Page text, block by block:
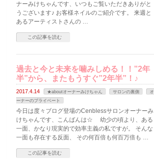
ナーみけちゃんです、いつもご覧いただきありがと
うございます♪ お客様ネイルのご紹介です。 来週と
あるアーティストさんの …
この記事を読む
過去と今と未来を噛みしめる！！”2年
半”から、またもうすぐ”2年半”！♪
2017.4.14 ★aboutオーナーみけちゃん サロンの裏側
オ
ーナーのプライベート
今日は度々ブログ登場のCenblessサロンオーナーみ
けちゃんです、こんばんは☆ 幼少の頃より、ある
一面、かなり現実的で効率主義の私ですが。 そんな
一面も存在する反面、 その何百倍も何百万倍も …
この記事を読む